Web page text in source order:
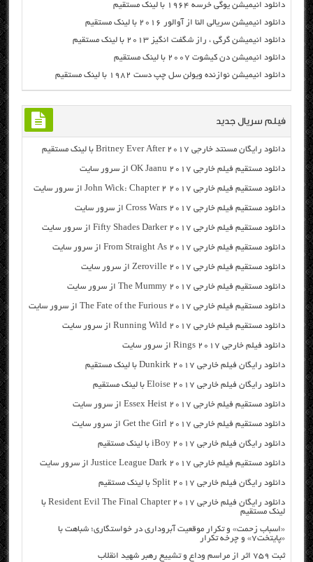
دانلود انیمیشن یوگی خرسه ۱۹۶۴ با لینک مستقیم
دانلود انیمیشن سریالی النا از آوالور ۲۰۱۶ با لینک مستقیم
دانلود انیمیشن گرگی ، راز شگفت انگیز ۲۰۱۳ با لینک مستقیم
دانلود انیمیشن دن کیشوت ۲۰۰۷ با لینک مستقیم
دانلود انیمیشن نوازنده ویولن سل چپ دست ۱۹۸۲ با لینک مستقیم
فیلم سریال جدید
دانلود رایگان مسنتد خارجی Britney Ever After 2017 با لینک مستقیم
دانلود مستقیم فیلم خارجی OK Jaanu 2017 از سرور سایت
دانلود مستقیم فیلم خارجی John Wick: Chapter 2 2017 از سرور سایت
دانلود مستقیم فیلم خارجی Cross Wars 2017 از سرور سایت
دانلود مستقیم فیلم خارجی Fifty Shades Darker 2017 از سرور سایت
دانلود مستقیم فیلم خارجی From Straight As 2017 از سرور سایت
دانلود مستقیم فیلم خارجی Zeroville 2017 از سرور سایت
دانلود مستقیم فیلم خارجی The Mummy 2017 از سرور سایت
دانلود مستقیم فیلم خارجی The Fate of the Furious 2017 از سرور سایت
دانلود مستقیم فیلم خارجی Running Wild 2017 از سرور سایت
دانلود فیلم خارجی Rings 2017 از سرور سایت
دانلود رایگان فیلم خارجی Dunkirk 2017 با لینک مستقیم
دانلود رایگان فیلم خارجی Eloise 2017 با لینک مستقیم
دانلود مستقیم فیلم خارجی Essex Heist 2017 از سرور سایت
دانلود مستقیم فیلم خارجی Get the Girl 2017 از سرور سایت
دانلود رایگان فیلم خارجی iBoy 2017 با لینک مستقیم
دانلود مستقیم فیلم خارجی Justice League Dark 2017 از سرور سایت
دانلود رایگان فیلم خارجی Split 2017 با لینک مستقیم
دانلود رایگان فیلم خارجی Resident Evil The Final Chapter 2017 با
لینک مستقیم
«اسباب زحمت» و تکرار موقعیت آبروداری در خواستگاری؛ شباهت با
«پایتخت۷» و چرخه تکرار
ثبت ۷۵۹ اثر از مراسم وداع و تشییع رهبر شهید انقلاب